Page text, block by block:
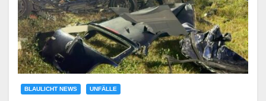
BLAULICHT NEWS UNFÄLLE